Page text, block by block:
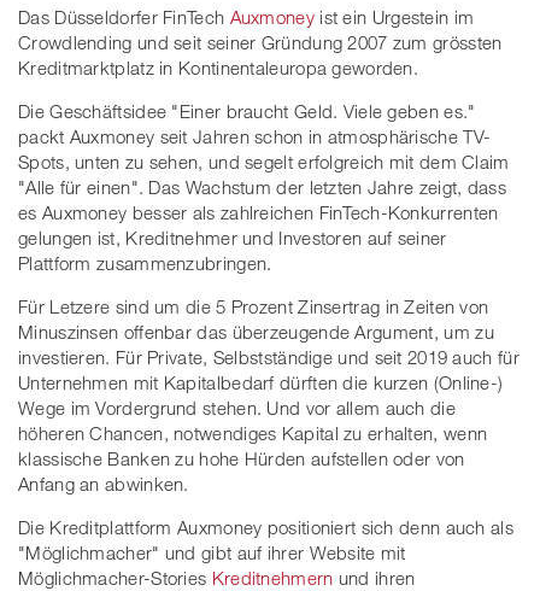
Das Düsseldorfer FinTech Auxmoneyist ein Urgestein im
Crowdlending und seit seiner Gründung 2007 zum grössten
Kreditmarktplatz in Kontinentaleuropa geworden.
Die Geschäftsidee "Einer braucht Geld. Viele geben es."
packt Auxmoney seit Jahren schon in atmosphärische TV-
Spots, unten zu sehen, und segelt erfolgreich mit dem Claim
"Alle für einen". Das Wachstum der letzten Jahre zeigt, dass
es Auxmoney besser als zahlreichen FinTech-Konkurrenten
gelungen ist, Kreditnehmer und Investoren auf seiner
Plattform zusammenzubringen.
Für Letzere sind um die 5 Prozent Zinsertrag in Zeiten von
Minuszinsen offenbar das überzeugende Argument, um zu
investieren. Für Private, Selbstständige und seit 2019 auch für
Unternehmen mit Kapitalbedarf dürften die kurzen (Online-)
Wege im Vordergrund stehen. Und vor allem auch die
höheren Chancen, notwendiges Kapital zu erhalten, wenn
klassische Banken zu hohe Hürden aufstellen oder von
Anfang an abwinken.
Die Kreditplattform Auxmoney positioniert sich denn auch als
"Möglichmacher" und gibt auf ihrer Website mit
Möglichmacher-Stories Kreditnehmern und ihren